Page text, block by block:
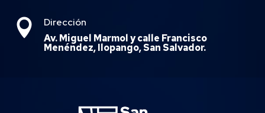

Dirección
Av. Miguel Marmol y calle Francisco
Menéndez, Ilopango, San Salvador.